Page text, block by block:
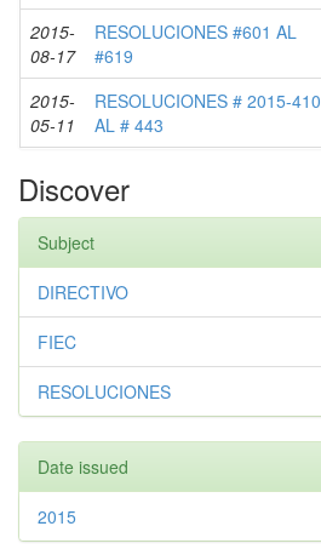
2015-
08-17
RESOLUCIONES #601 AL
#619
2015-
05-11
RESOLUCIONES # 2015-410
AL # 443
Discover
Subject
DIRECTIVO
FIEC
RESOLUCIONES
Date issued
2015